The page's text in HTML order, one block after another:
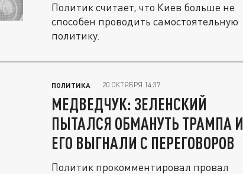
Политик считает, что Киев больше не
способен проводить самостоятельную
политику.
ПОЛИТИКА 20 ОКТЯБРЯ 14:37
МЕДВЕДЧУК: ЗЕЛЕНСКИЙ
ПЫТАЛСЯ ОБМАНУТЬ ТРАМПА И
ЕГО ВЫГНАЛИ С ПЕРЕГОВОРОВ
Политик прокомментировал провал